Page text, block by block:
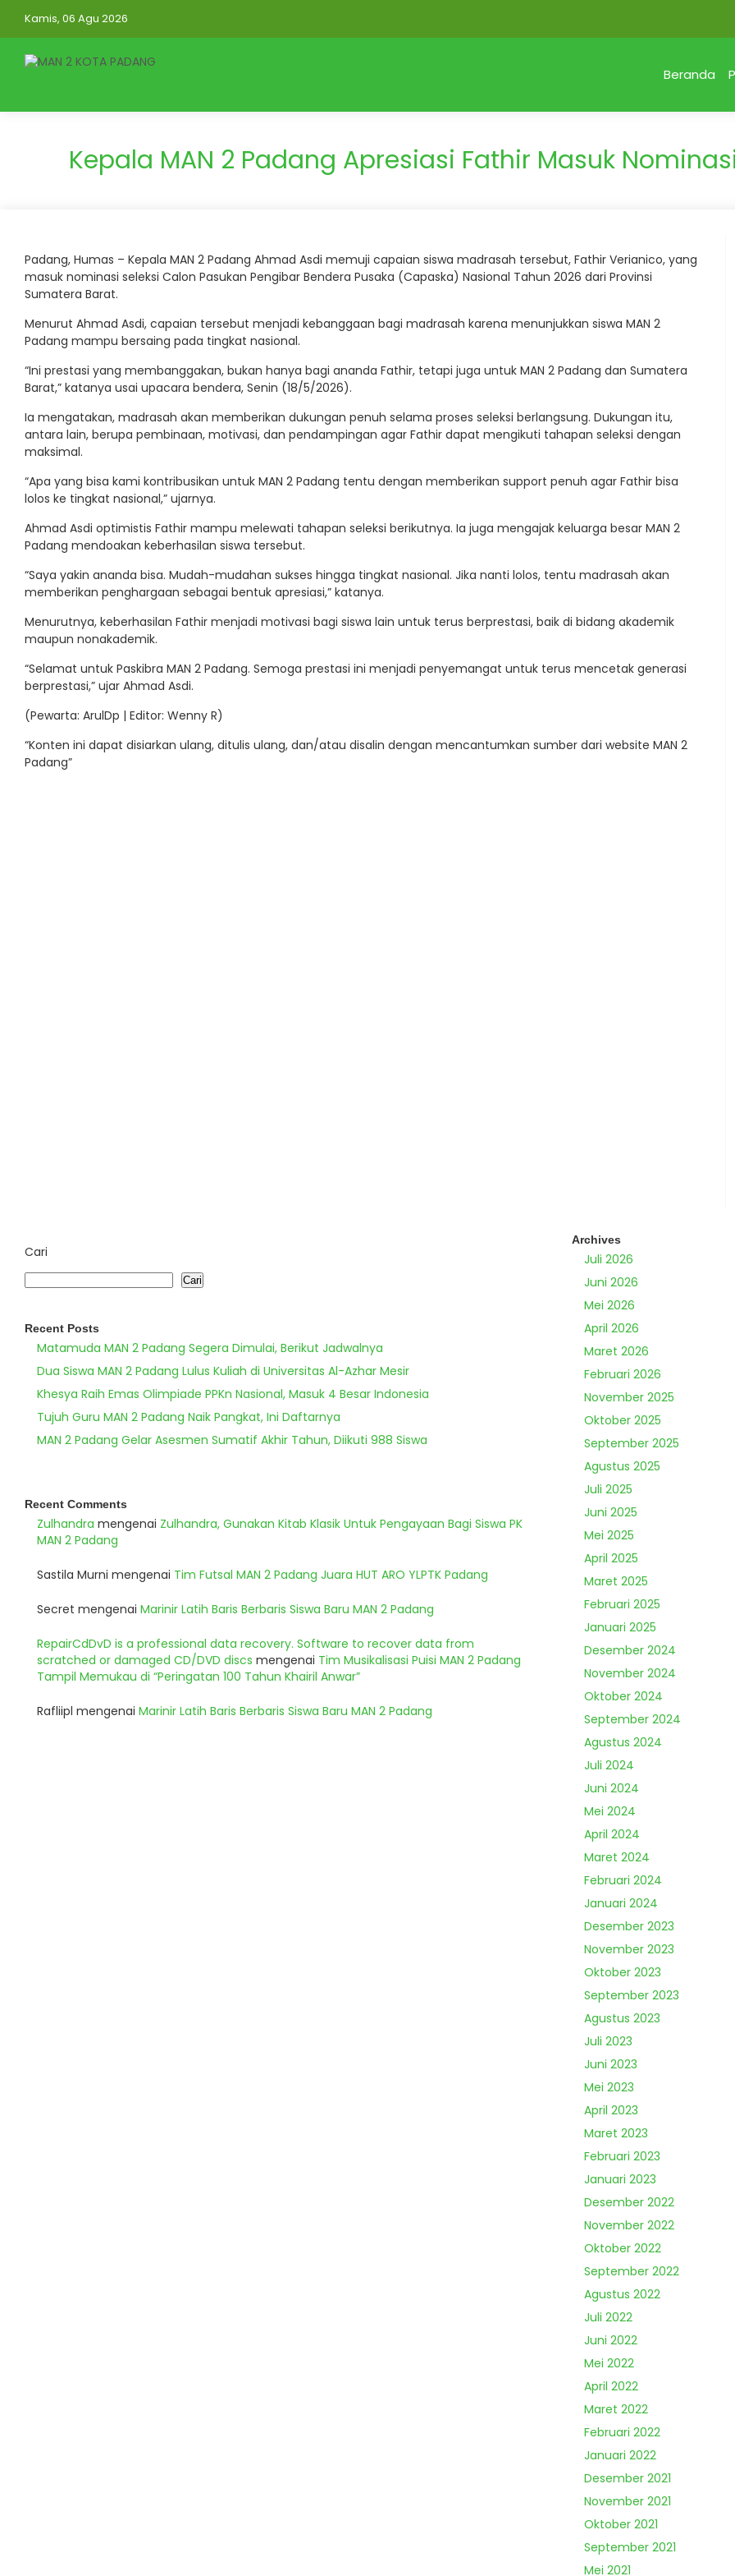
Kamis, 06 Agu 2026
Beranda
Kepala MAN 2 Padang Apresiasi Fathir Masuk
Padang, Humas – Kepala MAN 2 Padang Ahmad Asdi memuji capaian siswa madrasah tersebut, Fathir Verianico, yang
masuk nominasi seleksi Calon Pasukan Pengibar Bendera Pusaka (Capaska) Nasional Tahun 2026 dari Provinsi
Sumatera Barat.
Menurut Ahmad Asdi, capaian tersebut menjadi kebanggaan bagi madrasah karena menunjukkan siswa MAN 2
Padang mampu bersaing pada tingkat nasional.
“Ini prestasi yang membanggakan, bukan hanya bagi ananda Fathir, tetapi juga untuk MAN 2 Padang dan Sumatera
Barat,” katanya usai upacara bendera, Senin (18/5/2026).
Ia mengatakan, madrasah akan memberikan dukungan penuh selama proses seleksi berlangsung. Dukungan itu,
antara lain, berupa pembinaan, motivasi, dan pendampingan agar Fathir dapat mengikuti tahapan seleksi dengan
maksimal.
“Apa yang bisa kami kontribusikan untuk MAN 2 Padang tentu dengan memberikan support penuh agar Fathir bisa
lolos ke tingkat nasional,” ujarnya.
Ahmad Asdi optimistis Fathir mampu melewati tahapan seleksi berikutnya. Ia juga mengajak keluarga besar MAN 2
Padang mendoakan keberhasilan siswa tersebut.
“Saya yakin ananda bisa. Mudah-mudahan sukses hingga tingkat nasional. Jika nanti lolos, tentu madrasah akan
memberikan penghargaan sebagai bentuk apresiasi,” katanya.
Menurutnya, keberhasilan Fathir menjadi motivasi bagi siswa lain untuk terus berprestasi, baik di bidang akademik
maupun nonakademik.
“Selamat untuk Paskibra MAN 2 Padang. Semoga prestasi ini menjadi penyemangat untuk terus mencetak generasi
berprestasi,” ujar Ahmad Asdi.
(Pewarta: ArulDp | Editor: Wenny R)
“Konten ini dapat disiarkan ulang, ditulis ulang, dan/atau disalin dengan mencantumkan sumber dari website MAN 2
Padang”
Cari
Cari
Recent Posts
Matamuda MAN 2 Padang Segera Dimulai, Berikut Jadwalnya
Dua Siswa MAN 2 Padang Lulus Kuliah di Universitas Al-Azhar Mesir
Khesya Raih Emas Olimpiade PPKn Nasional, Masuk 4 Besar Indonesia
Tujuh Guru MAN 2 Padang Naik Pangkat, Ini Daftarnya
MAN 2 Padang Gelar Asesmen Sumatif Akhir Tahun, Diikuti 988 Siswa
Recent Comments
Zulhandra mengenai Zulhandra, Gunakan Kitab Klasik Untuk Pengayaan Bagi Siswa PK
MAN 2 Padang
Sastila Murni mengenai Tim Futsal MAN 2 Padang Juara HUT ARO YLPTK Padang
Secret mengenai Marinir Latih Baris Berbaris Siswa Baru MAN 2 Padang
RepairCdDvD is a professional data recovery. Software to recover data from
scratched or damaged CD/DVD discs mengenai Tim Musikalisasi Puisi MAN 2 Padang
Tampil Memukau di “Peringatan 100 Tahun Khairil Anwar”
Rafliipl mengenai Marinir Latih Baris Berbaris Siswa Baru MAN 2 Padang
Archives
Juli 2026
Juni 2026
Mei 2026
April 2026
Maret 2026
Februari 2026
November 2025
Oktober 2025
September 2025
Agustus 2025
Juli 2025
Juni 2025
Mei 2025
April 2025
Maret 2025
Februari 2025
Januari 2025
Desember 2024
November 2024
Oktober 2024
September 2024
Agustus 2024
Juli 2024
Juni 2024
Mei 2024
April 2024
Maret 2024
Februari 2024
Januari 2024
Desember 2023
November 2023
Oktober 2023
September 2023
Agustus 2023
Juli 2023
Juni 2023
Mei 2023
April 2023
Maret 2023
Februari 2023
Januari 2023
Desember 2022
November 2022
Oktober 2022
September 2022
Agustus 2022
Juli 2022
Juni 2022
Mei 2022
April 2022
Maret 2022
Februari 2022
Januari 2022
Desember 2021
November 2021
Oktober 2021
September 2021
Mei 2021